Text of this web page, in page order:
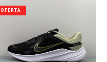
OFERTA